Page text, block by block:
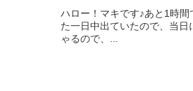
ハロー！マキです♪あと1時
た一日中出ていたので、当
ゃるので、...